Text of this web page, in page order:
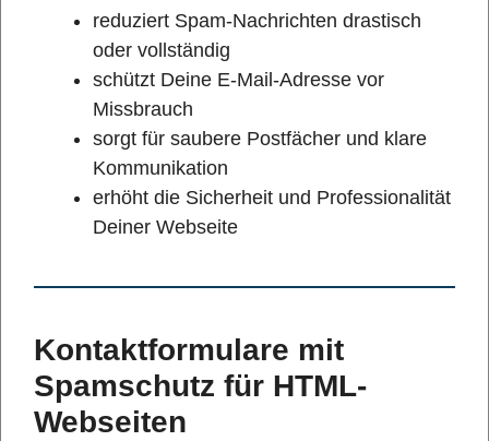
reduziert Spam-Nachrichten drastisch
oder vollständig
schützt Deine E-Mail-Adresse vor
Missbrauch
sorgt für saubere Postfächer und klare
Kommunikation
erhöht die Sicherheit und Professionalität
Deiner Webseite
Kontaktformulare mit
Spamschutz für HTML-
Webseiten